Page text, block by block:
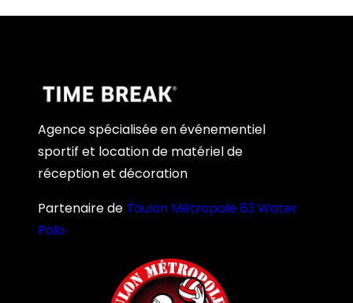
Agence spécialisée en événementiel
sportif et location de matériel de
réception et décoration
Partenaire de Toulon Métropole 83 Water
Polo